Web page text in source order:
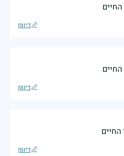
דיווח
דיווח
דיווח